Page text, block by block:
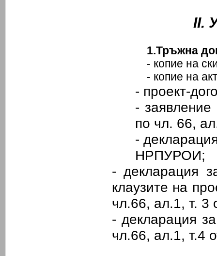
1.Тръжна
- копие на
- копие на акт
- проект-
-
по чл. 66,
-
НРПУРОИ;
- декларация
клаузите на
чл.66, ал.1, т.
- декларация
чл.66, ал.1,